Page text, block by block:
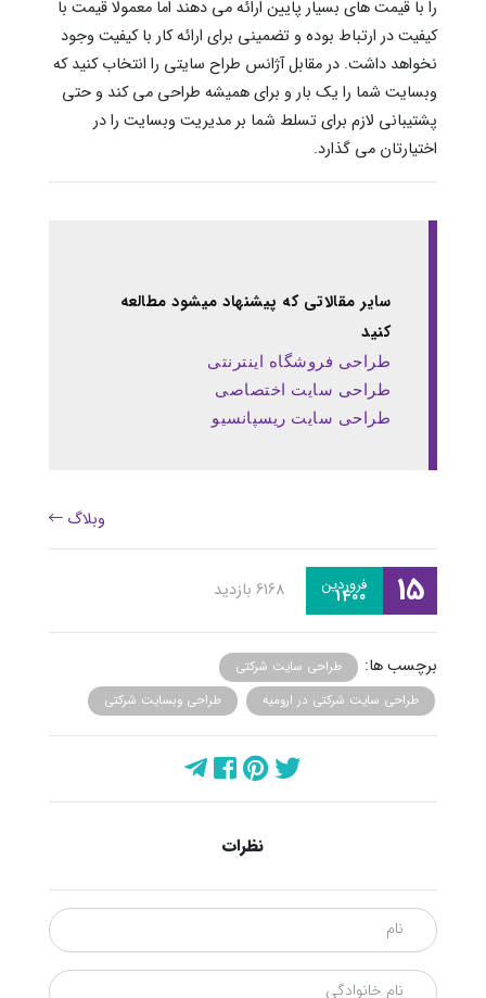
را با قیمت های بسیار پایین ارائه می دهند اما معمولا قیمت با
کیفیت در ارتباط بوده و تضمینی برای ارائه کار با کیفیت وجود
نخواهد داشت. در مقابل آژانس طراح سایتی را انتخاب کنید که
وبسایت شما را یک بار و برای همیشه طراحی می کند و حتی
پشتیبانی لازم برای تسلط شما بر مدیریت وبسایت را در
اختیارتان می گذارد.
سایر مقالاتی که پیشنهاد میشود مطالعه
کنید
طراحی فروشگاه اینترنتی
طراحی سایت اختصاصی
طراحی سایت ریسپانسیو
وبلاگ
15 فروردين
1400 6168 بازدید
برچسب ها:
طراحی سایت شرکتی
طراحی سایت شرکتی در ارومیه
طراحی وبسایت شرکتی
نظرات